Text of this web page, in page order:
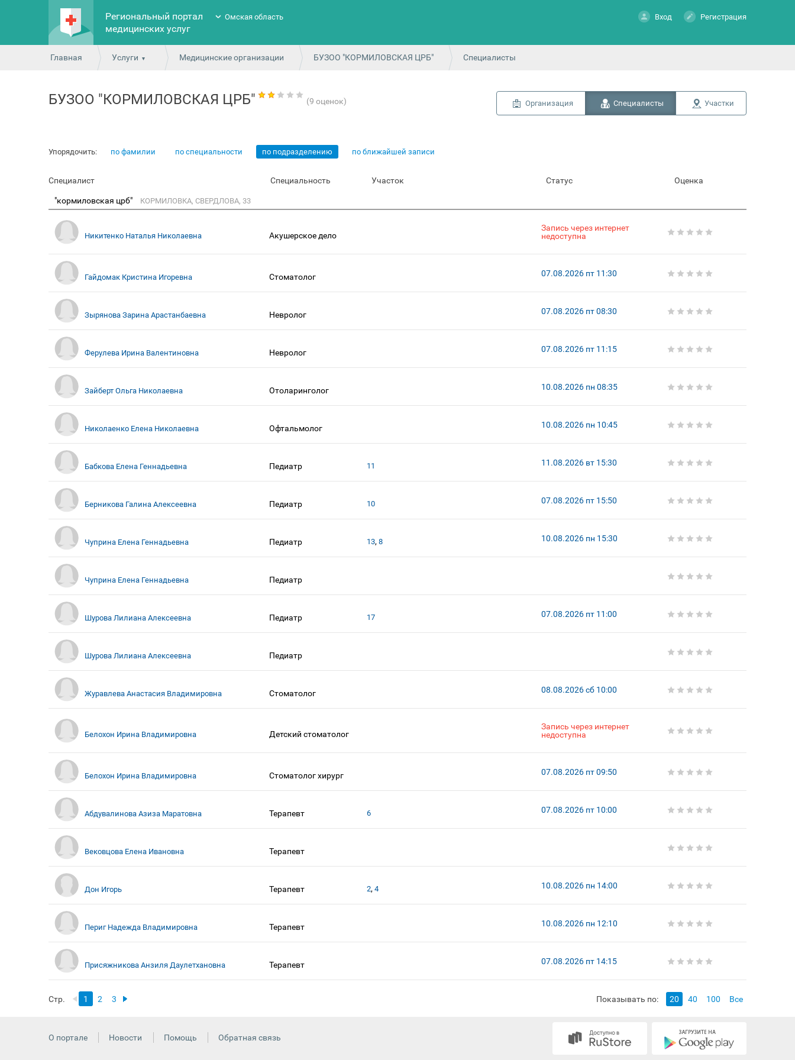
Региональный портал
медицинских услуг
Омская область Вход Регистрация
Главная Услуги Медицинские организации БУЗОО "КОРМИЛОВСКАЯ ЦРБ" Специалисты
БУЗОО "КОРМИЛОВСКАЯ ЦРБ" (9 оценок) Организация Специалисты Участки
Упорядочить: по фамилии по специальности по подразделению по ближайшей записи
Специалист Специальность Участок Статус Оценка
"кормиловская црб" КОРМИЛОВКА, СВЕРДЛОВА, 33
Никитенко Наталья Николаевна Акушерское дело
Запись через интернет
недоступна
Гайдомак Кристина Игоревна Стоматолог 07.08.2026 пт 11:30
Зырянова Зарина Арастанбаевна Невролог 07.08.2026 пт 08:30
Ферулева Ирина Валентиновна Невролог 07.08.2026 пт 11:15
Зайберт Ольга Николаевна Отоларинголог 10.08.2026 пн 08:35
Николаенко Елена Николаевна Офтальмолог 10.08.2026 пн 10:45
Бабкова Елена Геннадьевна Педиатр 11 11.08.2026 вт 15:30
Берникова Галина Алексеевна Педиатр 10 07.08.2026 пт 15:50
Чуприна Елена Геннадьевна Педиатр 13, 8 10.08.2026 пн 15:30
Чуприна Елена Геннадьевна Педиатр
Шурова Лилиана Алексеевна Педиатр 17 07.08.2026 пт 11:00
Шурова Лилиана Алексеевна Педиатр
Журавлева Анастасия Владимировна Стоматолог 08.08.2026 сб 10:00
Белохон Ирина Владимировна Детский стоматолог
Запись через интернет
недоступна
Белохон Ирина Владимировна Стоматолог хирург 07.08.2026 пт 09:50
Абдувалинова Азиза Маратовна Терапевт 6 07.08.2026 пт 10:00
Вековцова Елена Ивановна Терапевт
Дон Игорь Терапевт 2, 4 10.08.2026 пн 14:00
Периг Надежда Владимировна Терапевт 10.08.2026 пн 12:10
Присяжникова Анзиля Даулетхановна Терапевт 07.08.2026 пт 14:15
Стр. 1 2 3 Показывать по: 20 40 100 Все
О портале Новости Помощь Обратная связь